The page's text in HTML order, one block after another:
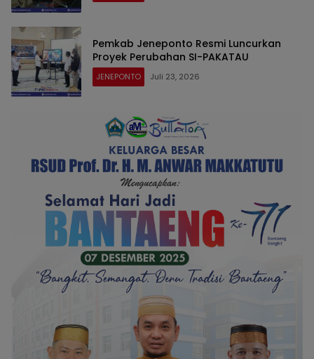
Pemkab Jeneponto Resmi Luncurkan
Proyek Perubahan SI-PAKATAU
JENEPONTO Juli 23, 2026